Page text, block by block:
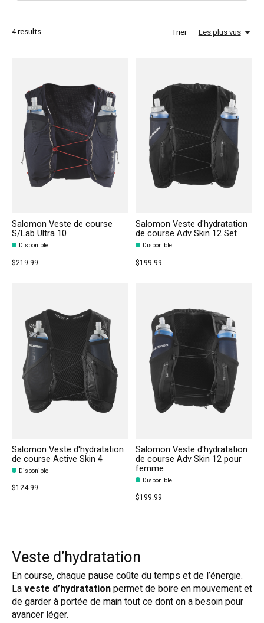
4results Trier — Les plus vus
Salomon Veste de course
S/Lab Ultra 10
Disponible
$219.99
Salomon Veste d'hydratation
de course Adv Skin 12 Set
Disponible
$199.99
Salomon Veste d'hydratation
de course Active Skin 4
Disponible
$124.99
Salomon Veste d'hydratation
de course Adv Skin 12 pour
femme
Disponible
$199.99
Veste d’hydratation
En course, chaque pause coûte du temps et de l’énergie.
Laveste d’hydratationpermet de boire en mouvement et
de garder à portée de main tout ce dont on a besoin pour
avancer léger.